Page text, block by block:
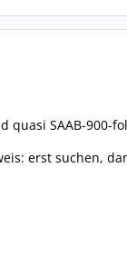
SAAB-900-
erst suchen,